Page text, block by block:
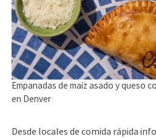
Empanadas de maíz asado y queso
en Denver
Desde locales de comida rápida